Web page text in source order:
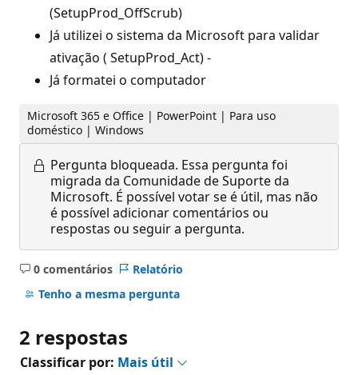
(SetupProd_OffScrub)
Já utilizei o sistema da Microsoft para validar
ativação ( SetupProd_Act) -
Já formatei o computador
Microsoft 365 e Office | PowerPoint | Para uso
doméstico | Windows
Pergunta bloqueada. Essa pergunta foi
migrada da Comunidade de Suporte da
Microsoft. É possível votar se é útil, mas não
é possível adicionar comentários ou
respostas ou seguir a pergunta.
0 comentários
Sem
comentários
Relatório
Tenho a mesma pergunta
2 respostas
Classificar por: Mais útil